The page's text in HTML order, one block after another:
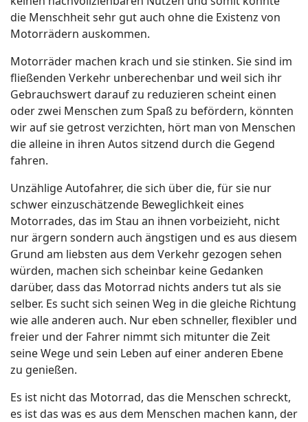
die Menschheit sehr gut auch ohne die Existenz von
Motorrädern auskommen.
Motorräder machen krach und sie stinken. Sie sind im
fließenden Verkehr unberechenbar und weil sich ihr
Gebrauchswert darauf zu reduzieren scheint einen
oder zwei Menschen zum Spaß zu befördern, könnten
wir auf sie getrost verzichten, hört man von Menschen
die alleine in ihren Autos sitzend durch die Gegend
fahren.
Unzählige Autofahrer, die sich über die, für sie nur
schwer einzuschätzende Beweglichkeit eines
Motorrades, das im Stau an ihnen vorbeizieht, nicht
nur ärgern sondern auch ängstigen und es aus diesem
Grund am liebsten aus dem Verkehr gezogen sehen
würden, machen sich scheinbar keine Gedanken
darüber, dass das Motorrad nichts anders tut als sie
selber. Es sucht sich seinen Weg in die gleiche Richtung
wie alle anderen auch. Nur eben schneller, flexibler und
freier und der Fahrer nimmt sich mitunter die Zeit
seine Wege und sein Leben auf einer anderen Ebene
zu genießen.
Es ist nicht das Motorrad, das die Menschen schreckt,
es ist das was es aus dem Menschen machen kann, der